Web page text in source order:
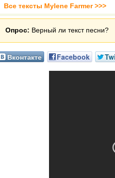
Все тексты Mylene Farmer >>>
Опрос: Верный ли текст песни?
Вконтакте Facebook